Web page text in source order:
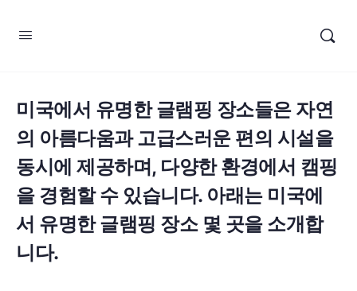
미국에서 유명한 글램핑 장소들은 자연
의 아름다움과 고급스러운 편의 시설을
동시에 제공하며, 다양한 환경에서 캠핑
을 경험할 수 있습니다. 아래는 미국에
서 유명한 글램핑 장소 몇 곳을 소개합
니다.